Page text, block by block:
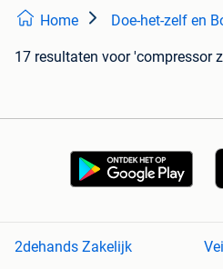
Home Doe-het-zelf en
17 resultaten voor 'compressor
2dehands Zakelijk